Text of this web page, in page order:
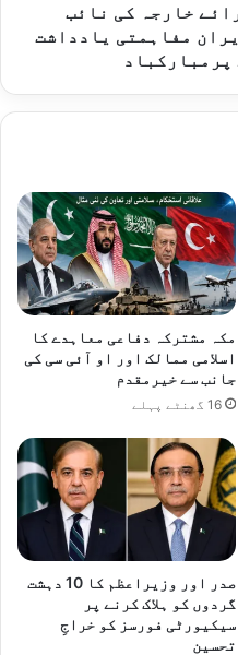
خارجہ کی نائب
مفاہمتی یادداشت
پرمبارکباد
مکہ مشترکہ دفاعی معاہدے کا
اسلامی ممالک اور او آئی سی کی
جانب سے خیرمقدم
16 گھنٹے پہلے
صدر اور وزیراعظم کا 10 دہشت
گردوں کو ہلاک کرنے پر
سیکیورٹی فورسز کو خراجِ
تحسین